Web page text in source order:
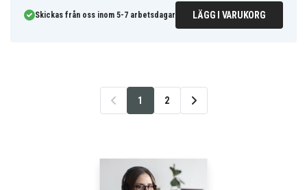
Skickas från oss inom 5-7 arbetsdagar LÄGG I VARUKORG
1 2